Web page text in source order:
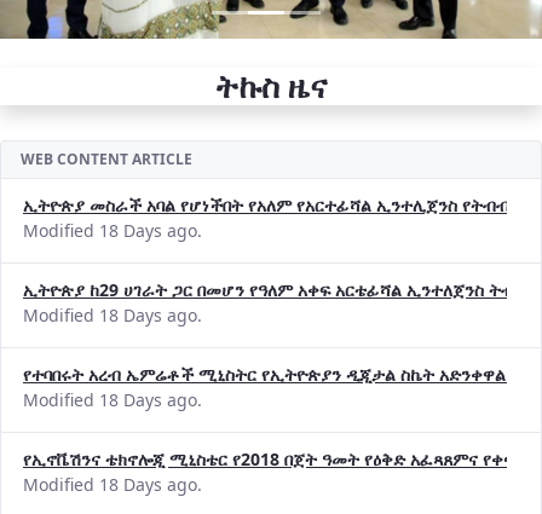
ትኩስ ዜና
WEB CONTENT ARTICLE
ኢትዮጵያ መስራች አባል የሆነችበት የአለም የአርተፊሻል ኢንተሊጀንስ የትብብር
Modified 18 Days ago.
ኢትዮጵያ ከ29 ሀገራት ጋር በመሆን የዓለም አቀፍ አርቴፊሻል ኢንተለጀንስ
Modified 18 Days ago.
የተባበሩት አረብ ኤምሬቶች ሚኒስትር የኢትዮጵያን ዲጂታል ስኬት አድንቀዋል
Modified 18 Days ago.
የኢኖቬሽንና ቴክኖሎጂ ሚኒስቴር የ2018 በጀት ዓመት የዕቅድ አፈጻጸምና
Modified 18 Days ago.